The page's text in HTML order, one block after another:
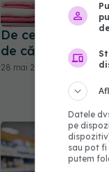
De ce să
de călcat cu
28 mai 2026, 14:05
Datele
pe
sau pot fi
putem